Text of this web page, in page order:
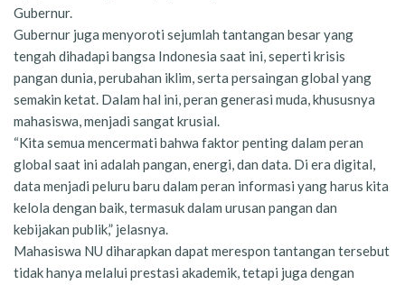
Gubernur.
Gubernur juga menyoroti sejumlah tantangan besar yang
tengah dihadapi bangsa Indonesia saat ini, seperti krisis
pangan dunia, perubahan iklim, serta persaingan global yang
semakin ketat. Dalam hal ini, peran generasi muda, khususnya
mahasiswa, menjadi sangat krusial.
“Kita semua mencermati bahwa faktor penting dalam peran
global saat ini adalah pangan, energi, dan data. Di era digital,
data menjadi peluru baru dalam peran informasi yang harus kita
kelola dengan baik, termasuk dalam urusan pangan dan
kebijakan publik,” jelasnya.
Mahasiswa NU diharapkan dapat merespon tantangan tersebut
tidak hanya melalui prestasi akademik, tetapi juga dengan